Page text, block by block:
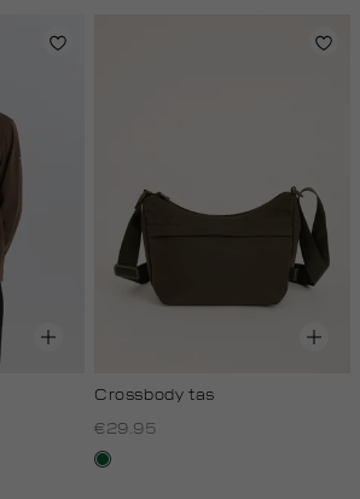
Crossbody tas
€29.95
donkergroen